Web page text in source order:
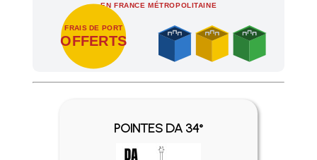
EN FRANCE MÉTROPOLITAINE
FRAIS DE PORT
OFFERTS
Profitez des Frais de port offerts en France
POINTES DA 34°